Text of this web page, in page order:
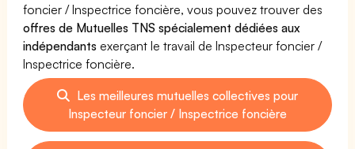
foncier / Inspectrice foncière, vous pouvez trouver des
offres de Mutuelles TNS spécialement dédiées aux
indépendants exerçant le travail de Inspecteur foncier /
Inspectrice foncière.
Les meilleures mutuelles collectives pour
Inspecteur foncier / Inspectrice foncière